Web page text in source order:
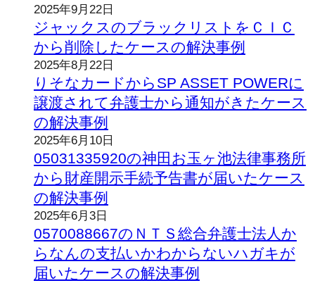
2025年9月22日
ジャックスのブラックリストをＣＩＣ
から削除したケースの解決事例
2025年8月22日
りそなカードからSP ASSET POWERに
譲渡されて弁護士から通知がきたケース
の解決事例
2025年6月10日
05031335920の神田お玉ヶ池法律事務所
から財産開示手続予告書が届いたケース
の解決事例
2025年6月3日
0570088667のＮＴＳ総合弁護士法人か
らなんの支払いかわからないハガキが
届いたケースの解決事例